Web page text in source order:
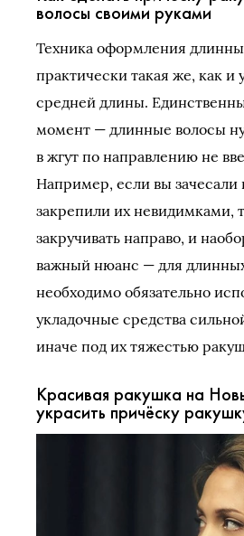
волосы своими руками
Техника оформления
практически такая же, как и
средней длины.
момент — длинные волосы
в жгут по направлению не
Например, если вы зачесали
закрепили их невидимками,
закручивать направо, и
важный нюанс — для
необходимо обязательно
укладочные средства
иначе под их тяжестью
Красивая ракушка на
украсить причёску